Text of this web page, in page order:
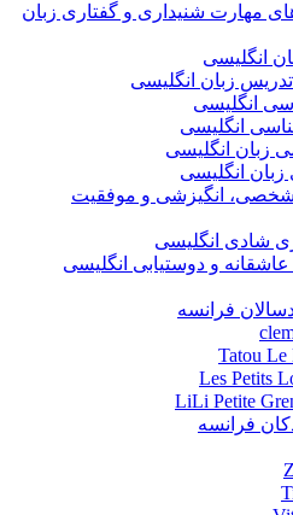
مهارت شنیداری و گفتاری زبان
انگلیسی
زبان انگلیسی
انگلیسی
انگلیسی
زبان انگلیسی
انگلیسی
انگیزشی و موفقیت
شادی انگلیسی
و دوستیابی انگلیسی
فرانسه
فرانسه